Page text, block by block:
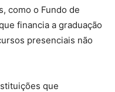
como o Fundo de
financia a graduação
presenciais não
que